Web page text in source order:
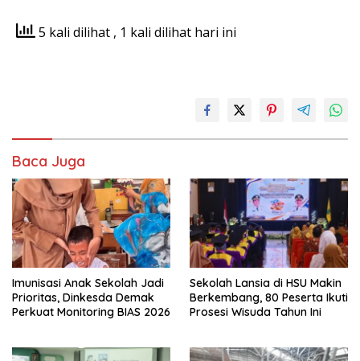
5 kali dilihat , 1 kali dilihat hari ini
Baca Juga
Imunisasi Anak Sekolah Jadi
Prioritas, Dinkesda Demak
Perkuat Monitoring BIAS 2026
Sekolah Lansia di HSU Makin
Berkembang, 80 Peserta Ikuti
Prosesi Wisuda Tahun Ini